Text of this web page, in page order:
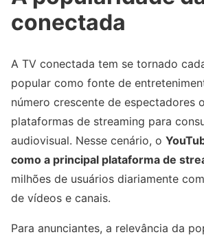
conectada
A TV conectada tem se tornado
popular como fonte de
número crescente de espectadores
plataformas de streaming para
audiovisual. Nesse cenário, o
como a principal plataforma de
milhões de usuários diariamente
de vídeos e canais.
Para anunciantes, a relevância da